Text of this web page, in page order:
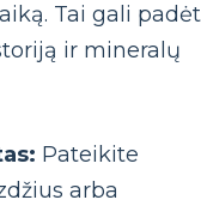
Tai gali
ir mineralų
Pateikite
arba